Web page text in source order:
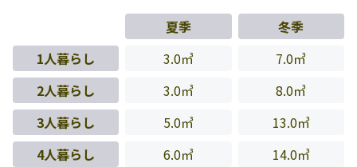
夏季
冬季
1人暮らし
3.0㎥
7.0㎥
2人暮らし
3.0㎥
8.0㎥
3人暮らし
5.0㎥
13.0㎥
4人暮らし
6.0㎥ 14.0㎥